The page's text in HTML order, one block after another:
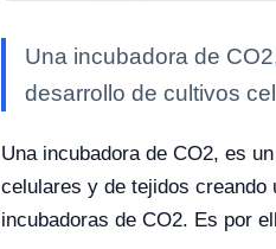
Una incubadora de
desarrollo de cultivos
Una incubadora de CO2, es
celulares y de tejidos
incubadoras de CO2. Es por